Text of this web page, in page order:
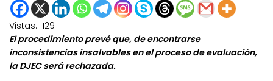
Vistas: 1129
El procedimiento prevé que, de encontrarse
inconsistencias insalvables en el proceso de evaluación,
la DJEC será rechazada.